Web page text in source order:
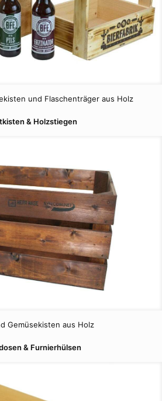
und Flaschenträger aus Holz
& Holzstiegen
Gemüsekisten aus Holz
& Furnierhülsen